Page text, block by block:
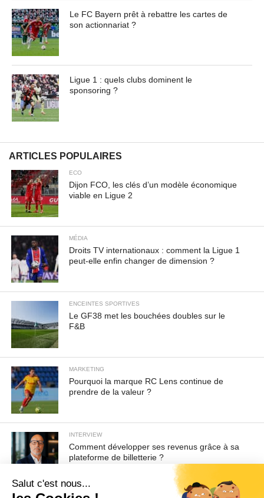
Le FC Bayern prêt à rebattre les cartes de
son actionnariat ?
Ligue 1 : quels clubs dominent le
sponsoring ?
ARTICLES POPULAIRES
ECO
Dijon FCO, les clés d’un modèle économique
viable en Ligue 2
MÉDIA
Droits TV internationaux : comment la Ligue 1
peut-elle enfin changer de dimension ?
ENCEINTES SPORTIVES
Le GF38 met les bouchées doubles sur le
F&B
MARKETING
Pourquoi la marque RC Lens continue de
prendre de la valeur ?
INTERVIEW
Comment développer ses revenus grâce à sa
plateforme de billetterie ?